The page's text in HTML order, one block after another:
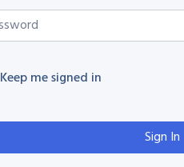
Keep me signed in
Sign In